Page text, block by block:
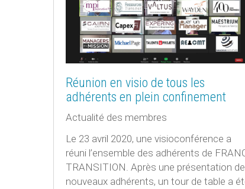
Réunion en visio de tous les
adhérents en plein confinement
Actualité des membres
Le 23 avril 2020, une visioconférence a
réuni l’ensemble des adhérents de
TRANSITION. Après une présentation
nouveaux adhérents, un tour de table a